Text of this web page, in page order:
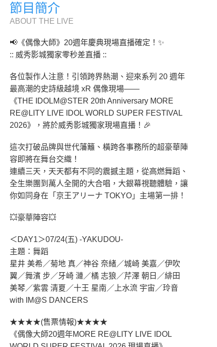
節目簡介
ABOUT THE LIVE
📢《偶像大師》20週年慶典現場直播確定！✨
:: 威秀影城獨家零秒差直播 ::
各位製作人注意！引領跨界熱潮、迎來系列 20 週年
最高潮的史詩級越境 xR 偶像現場——
《THE IDOLM@STER 20th Anniversary MORE
RE@LITY LIVE IDOL WORLD SUPER FESTIVAL
2026》，將於威秀影城獨家現場直播！🎉
這次打破品牌與世代藩籬、橫跨各事務所的超豪華陣
容即將在舞台交織！
連續三天，天天都有不同的震撼主題，從高燃舞蹈、
全生樂團到萬人全開的大合唱，大銀幕視聽體驗，讓
你如同身在「京王アリーナ TOKYO」主場第一排！
💥豪華陣容💥
＜DAY1＞07/24(五) -YAKUDOU-
主題：舞蹈
星井 美希／菊地 真／神谷 奈緒／城崎 美嘉／伊吹
翼／舞濱 步／牙崎 漣／橘 志狼／芹澤 朝日／緋田
美琴／紫雲 清夏／十王 星南／上水流 宇宙／玲音
with IM@S DANCERS
★★★★(售票情報)★★★★
《偶像大師20週年MORE RE@LITY LIVE IDOL